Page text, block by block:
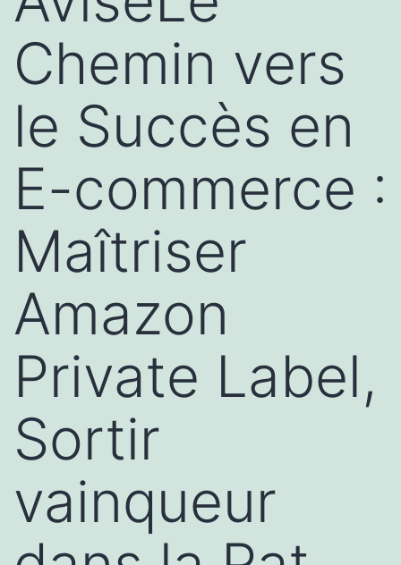
Chemin vers
le Succès en
E-commerce :
Maîtriser
Amazon
Private Label,
Sortir
vainqueur